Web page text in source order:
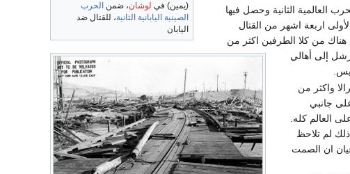
(يمين) في لوشان، ضمن الحرب
الصينية اليابانية الثانية، للقتال ضد
اليابان
العالمية الثانية وحصل فيها
اربعة اشهر من القتال
هناك من كلا الطرفين اكثر من
إلى أهالي
واكثر من
جانبي
العالم كله.
لم تلاحظ
ان الصمت